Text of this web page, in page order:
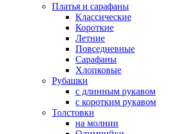
Платья и сарафаны
Классические
Короткие
Летние
Повседневные
Сарафаны
Хлопковые
Рубашки
с длинным рукавом
с коротким рукавом
Толстовки
на молнии